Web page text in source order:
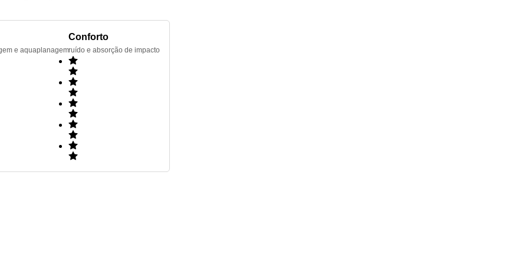
e aquaplanagem
Conforto
ruído e absorção de impacto